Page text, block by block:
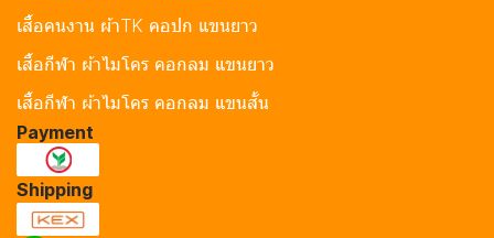
เสื้อคนงาน ผ้าTK คอปก แขนยาว
เสื้อกีฬา ผ้าไมโคร คอกลม แขนยาว
เสื้อกีฬา ผ้าไมโคร คอกลม แขนสั้น
Payment
Shipping